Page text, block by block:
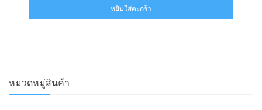
was:
฿180.00.฿90.00.
หยิบใส่ตะกร้า
หมวดหมู่สินค้า